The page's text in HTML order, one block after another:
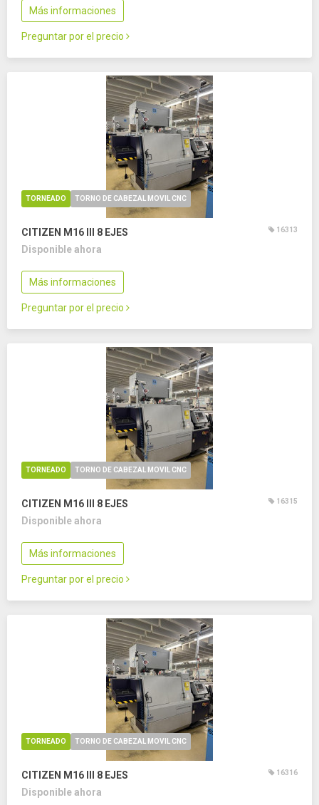
Más informaciones
Preguntar por el precio
TORNEADO TORNO DE CABEZAL MOVIL CNC
CITIZEN M16 III 8 EJES 16313
Disponible ahora
Más informaciones
Preguntar por el precio
TORNEADO TORNO DE CABEZAL MOVIL CNC
CITIZEN M16 III 8 EJES 16315
Disponible ahora
Más informaciones
Preguntar por el precio
TORNEADO TORNO DE CABEZAL MOVIL CNC
CITIZEN M16 III 8 EJES 16316
Disponible ahora